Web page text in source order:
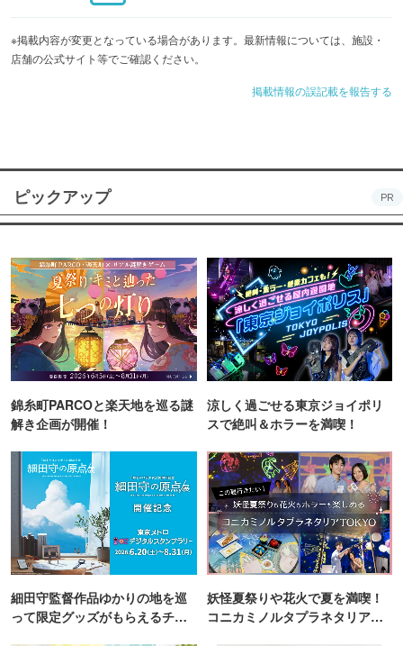
※掲載内容が変更となっている場合があります。最新情報については、施設・
店舗の公式サイト等でご確認ください。
掲載情報の誤記載を報告する
ピックアップ PR
錦糸町PARCOと楽天地を巡る謎
解き企画が開催！
涼しく過ごせる東京ジョイポリ
スで絶叫＆ホラーを満喫！
細田守監督作品ゆかりの地を巡
って限定グッズがもらえるチャ
妖怪夏祭りや花火で夏を満喫！
コニカミノルタプラネタリア